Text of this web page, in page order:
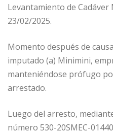
Levantamiento de Cadáver
23/02/2025.
Momento después de
imputado (a) Minimini,
manteniéndose prófugo
arrestado.
Luego del arresto,
número 530-20SMEC-